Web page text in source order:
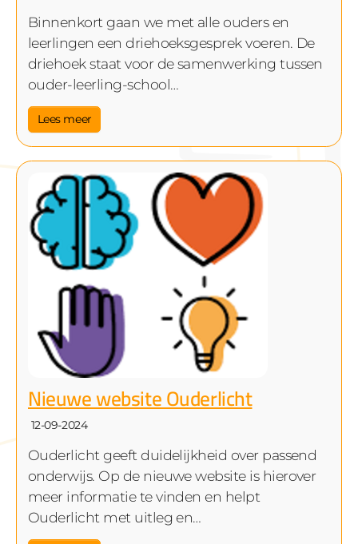
Binnenkort gaan we met alle ouders en
leerlingen een driehoeksgesprek voeren. De
driehoek staat voor de samenwerking tussen
ouder-leerling-school…
Lees meer
Nieuwe website Ouderlicht
12-09-2024
Ouderlicht geeft duidelijkheid over passend
onderwijs. Op de nieuwe website is hierover
meer informatie te vinden en helpt
Ouderlicht met uitleg en…